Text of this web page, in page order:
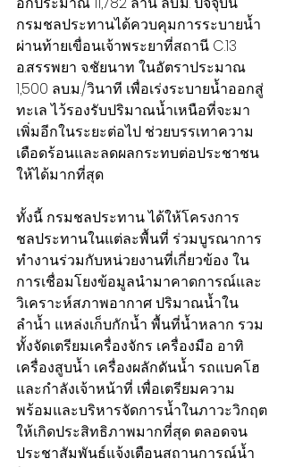
กรมชลประทานได้ควบคุมการระบายน้ำ
ผ่านท้ายเขื่อนเจ้าพระยาที่สถานี C.13
อ.สรรพยา จ.ชัยนาท ในอัตราประมาณ
1,500 ลบ.ม./วินาที เพื่อเร่งระบายน้ำออกสู่
ทะเล ไว้รองรับปริมาณน้ำเหนือที่จะมา
เพิ่มอีกในระยะต่อไป ช่วยบรรเทาความ
เดือดร้อนและลดผลกระทบต่อประชาชน
ให้ได้มากที่สุด
ทั้งนี้ กรมชลประทาน ได้ให้โครงการ
ชลประทานในแต่ละพื้นที่ ร่วมบูรณาการ
ทำงานร่วมกับหน่วยงานที่เกี่ยวข้อง ใน
การเชื่อมโยงข้อมูลนำมาคาดการณ์และ
วิเคราะห์สภาพอากาศ ปริมาณน้ำใน
ลำน้ำ แหล่งเก็บกักน้ำ พื้นที่น้ำหลาก รวม
ทั้งจัดเตรียมเครื่องจักร เครื่องมือ อาทิ
เครื่องสูบน้ำ เครื่องผลักดันน้ำ รถแบคโฮ
และกำลังเจ้าหน้าที่ เพื่อเตรียมความ
พร้อมและบริหารจัดการน้ำในภาวะวิกฤต
ให้เกิดประสิทธิภาพมากที่สุด ตลอดจน
ประชาสัมพันธ์แจ้งเตือนสถานการณ์น้ำ